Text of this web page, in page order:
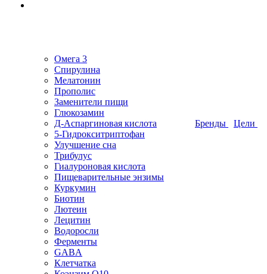
Омега 3
Спирулина
Мелатонин
Прополис
Заменители пищи
Глюкозамин
Д-Аспаргиновая кислота
5-Гидрокситриптофан
Улучшение сна
Трибулус
Гиалуроновая кислота
Пищеварительные энзимы
Куркумин
Биотин
Лютеин
Лецитин
Водоросли
Ферменты
GABA
Клетчатка
Бренды Цели